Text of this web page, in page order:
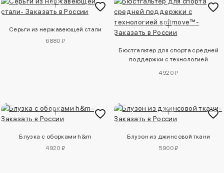
Серьги из нержавеющей стали
6880 ₽
Бюстгальтер для спорта средней
поддержки с технологией
4920 ₽
Блузка с оборками h&m
4920 ₽
Блузон из джинсовой ткани
5900 ₽